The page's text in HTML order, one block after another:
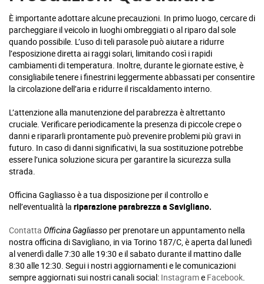
È importante adottare alcune precauzioni. In primo luogo, cercare di
parcheggiare il veicolo in luoghi ombreggiati o al riparo dal sole
quando possibile. L’uso di teli parasole può aiutare a ridurre
l’esposizione diretta ai raggi solari, limitando così i rapidi
cambiamenti di temperatura. Inoltre, durante le giornate estive, è
consigliabile tenere i finestrini leggermente abbassati per consentire
la circolazione dell’aria e ridurre il riscaldamento interno.
L’attenzione alla manutenzione del parabrezza è altrettanto
cruciale. Verificare periodicamente la presenza di piccole crepe o
danni e ripararli prontamente può prevenire problemi più gravi in
futuro. In caso di danni significativi, la sua sostituzione potrebbe
essere l’unica soluzione sicura per garantire la sicurezza sulla
strada.
Officina Gagliasso è a tua disposizione per il controllo e
nell’eventualità la riparazione parabrezza a Savigliano.
Contatta Officina Gagliasso per prenotare un appuntamento nella
nostra officina di Savigliano, in via Torino 187/C, è aperta dal lunedì
al venerdì dalle 7:30 alle 19:30 e il sabato durante il mattino dalle
8:30 alle 12:30. Segui i nostri aggiornamenti e le comunicazioni
sempre aggiornati sui nostri canali social: Instagrame Facebook.